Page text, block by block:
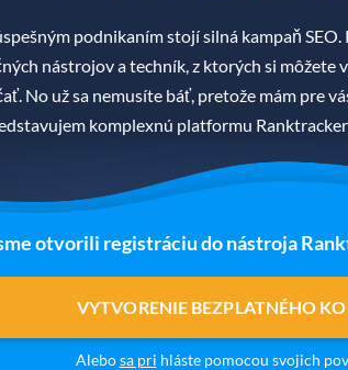
podnikaním stojí silná kampaň
nástrojov a techník, z ktorých si môžete
No už sa nemusíte báť, pretože mám pre
komplexnú platformu
otvorili registráciu do nástroja
VYTVORENIE BEZPLATNÉHO
Alebosa pri hláste pomocou svojich